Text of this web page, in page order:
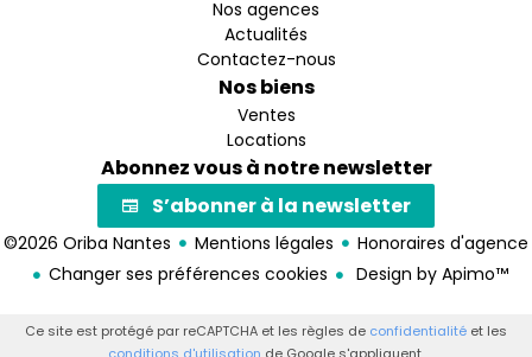
Nos agences
Actualités
Contactez-nous
Nos biens
Ventes
Locations
Abonnez vous à notre newsletter
S’abonner à la newsletter
©2026 Oriba Nantes Mentions légales
Honoraires d'agence
Changer ses préférences cookies
Design by Apimo™
Ce site est protégé par reCAPTCHA et les règles de confidentialité et les